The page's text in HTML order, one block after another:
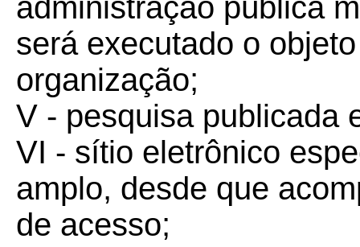
administração pública
será executado o
organização;
V - pesquisa publicada
VI - sítio eletrônico
amplo, desde que
de acesso;